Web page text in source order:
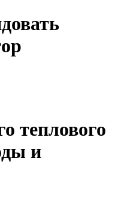
теплового
и